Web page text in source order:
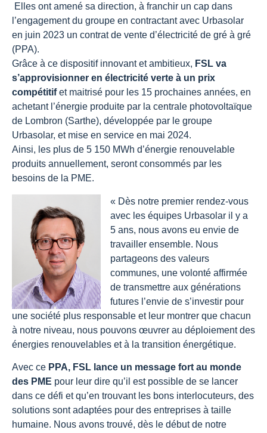
Elles ont amené sa direction, à franchir un cap dans
l’engagement du groupe en contractant avec Urbasolar
en juin 2023 un contrat de vente d’électricité de gré à gré
(PPA).
Grâce à ce dispositif innovant et ambitieux, FSL va
s’approvisionner en électricité verte à un prix
compétitifet maitrisé pour les 15 prochaines années, en
achetant l’énergie produite par la centrale photovoltaïque
de Lombron (Sarthe), développée par le groupe
Urbasolar, et mise en service en mai 2024.
Ainsi, les plus de 5 150 MWh d’énergie renouvelable
produits annuellement, seront consommés par les
besoins de la PME.
« Dès notre premier rendez-vous
avec les équipes Urbasolar il y a
5 ans, nous avons eu envie de
travailler ensemble. Nous
partageons des valeurs
communes, une volonté affirmée
de transmettre aux générations
futures l’envie de s’investir pour
une société plus responsable et leur montrer que chacun
à notre niveau, nous pouvons œuvrer au déploiement des
énergies renouvelables et à la transition énergétique.
Avec ce PPA, FSL lance un message fort au monde
des PME pour leur dire qu’il est possible de se lancer
dans ce défi et qu’en trouvant les bons interlocuteurs, des
solutions sont adaptées pour des entreprises à taille
humaine. Nous avons trouvé, dès le début de notre